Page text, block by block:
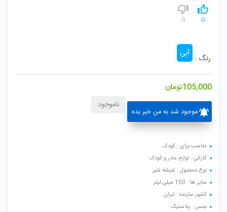
0
0
رنگ : آبی
105,000تومان
موجود شد به من خبر بده
ناموجود
مناسب برای : کودک
کارائی : لوازم مادر و کودک
نوع محصول : شیشه شیر
سایز ها : 150 میلی لیتر
کشور سازنده : ایران
جنس : پلاستیک